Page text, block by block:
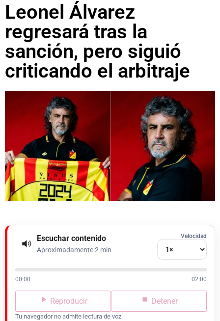
Leonel Álvarez
regresará tras la
sanción, pero siguió
criticando el arbitraje
Escuchar contenido
Aproximadamente 2 min
Velocidad
00:00 02:00
Reproducir Detener
Tu navegador no admite lectura de voz.